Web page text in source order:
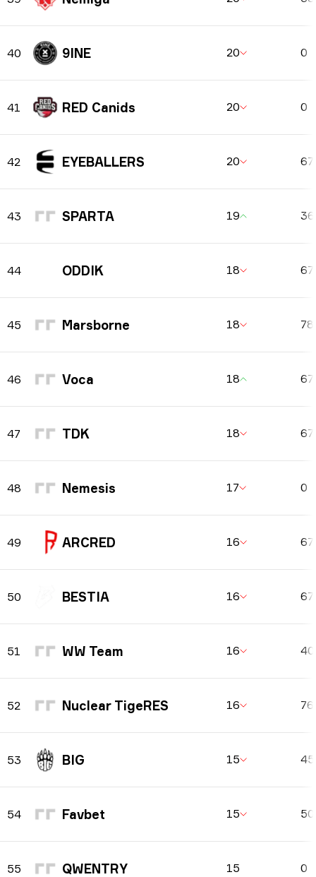
40 9INE 20 0
41 RED Canids 20 0
42 EYEBALLERS 20
43 SPARTA 19
44 ODDIK 18
45 Marsborne 18
46 Voca 18
47 TDK 18
48 Nemesis 17 0
49 ARCRED 16
50 BESTIA 16
51 WW Team 16
52 Nuclear TigeRES 16
53 BIG 15
54 Favbet 15
55 QWENTRY 15 0